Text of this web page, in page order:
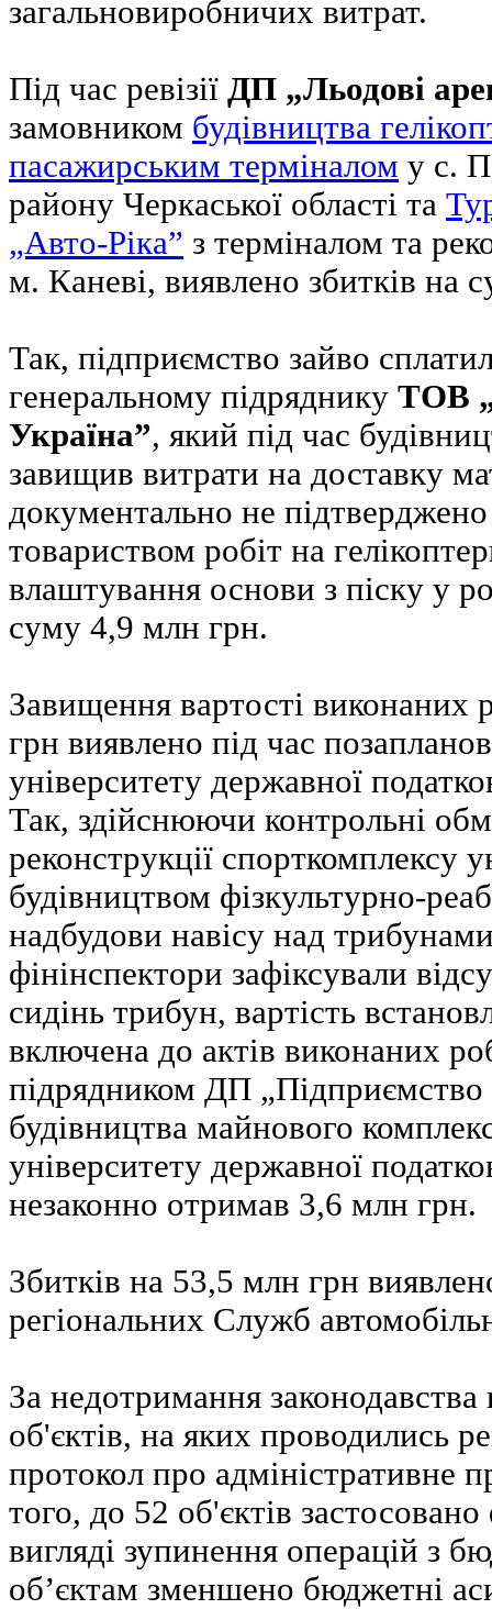
загальновиробничих витрат.
Під час ревізії ДП „Льодові
замовником будівництва
пасажирським терміналом у с.
району Черкаської області та
„Авто-Ріка” з терміналом та
м. Каневі, виявлено збитків на
Так, підприємство зайво
генеральному підряднику ТОВ
Україна”, який під час
завищив витрати на доставку
документально не
товариством робіт на
влаштування основи з піску у
суму 4,9 млн грн.
Завищення вартості виконаних
грн виявлено під час
університету державної
Так, здійснюючи контрольні
реконструкції спорткомплексу
будівництвом фізкультурно-
надбудови навісу над
фінінспектори зафіксували
сидінь трибун, вартість
включена до актів виконаних
підрядником ДП „Підприємство
будівництва майнового
університету державної
незаконно отримав 3,6 млн грн.
Збитків на 53,5 млн грн
регіональних Служб
За недотримання
об'єктів, на яких проводились
протокол про адміністративне
того, до 52 об'єктів застосовано
вигляді зупинення операцій з
об’єктам зменшено бюджетні